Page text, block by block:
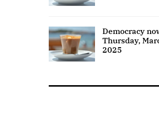
Democracy
Thursday,
2025